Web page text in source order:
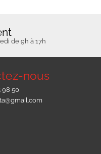
de 9h à 17h
nous
98 50